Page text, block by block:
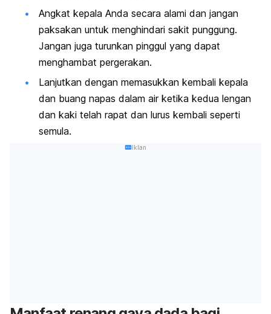
Angkat kepala Anda secara alami dan jangan
paksakan untuk menghindari sakit punggung.
Jangan juga turunkan pinggul yang dapat
menghambat pergerakan.
Lanjutkan dengan memasukkan kembali kepala
dan buang napas dalam air ketika kedua lengan
dan kaki telah rapat dan lurus kembali seperti
semula.
Iklan